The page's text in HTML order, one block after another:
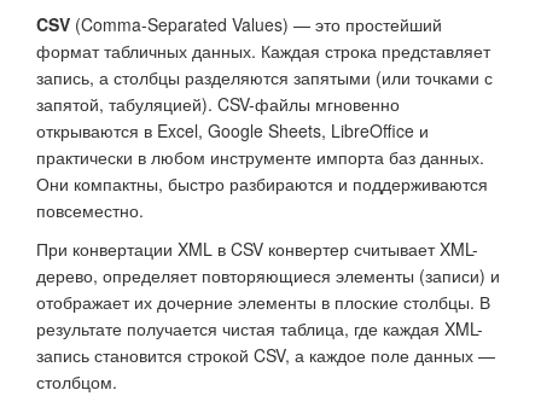
CSV (Comma-Separated Values) — это простейший
формат табличных данных. Каждая строка представляет
запись, а столбцы разделяются запятыми (или точками с
запятой, табуляцией). CSV-файлы мгновенно
открываются в Excel, Google Sheets, LibreOffice и
практически в любом инструменте импорта баз данных.
Они компактны, быстро разбираются и поддерживаются
повсеместно.
При конвертации XML в CSV конвертер считывает XML-
дерево, определяет повторяющиеся элементы (записи) и
отображает их дочерние элементы в плоские столбцы. В
результате получается чистая таблица, где каждая XML-
запись становится строкой CSV, а каждое поле данных —
столбцом.